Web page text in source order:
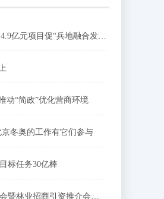
新疆“石玛大桥”开工 4.9亿元项目促“兵地融合发展”
动“简政”优化营商环境
冬奥的工作有它们参与
标任务30亿棒
贵州特色林产品展销会暨林业招商引资推介会在京举行